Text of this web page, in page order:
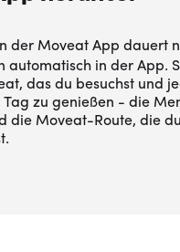
der Moveat App dauert
automatisch in der App.
das du besuchst und
Tag zu genießen - die
die Moveat-Route, die